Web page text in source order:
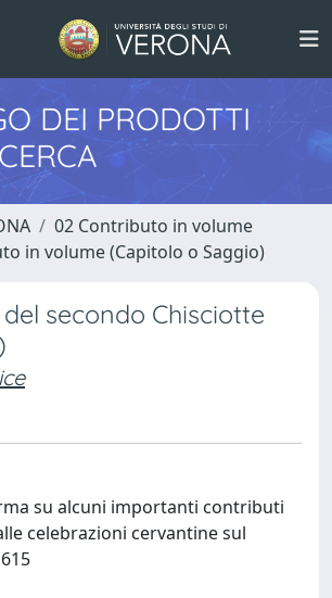
DEI PRODOTTI
02 Contributo in volume
in volume (Capitolo o Saggio)
secondo Chisciotte
su alcuni importanti contributi
celebrazioni cervantine sul